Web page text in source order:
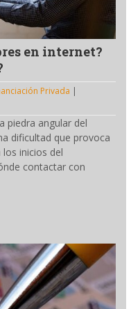
en internet?
Privada |
piedra angular del
dificultad que provoca
inicios del
contactar con